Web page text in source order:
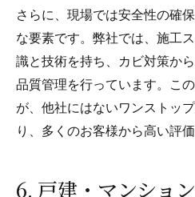
さらに、現場では安全性の確
な要素です。弊社では、施工
識と技術を持ち、カビ対策か
品質管理を行っています。こ
が、他社にはないワンストッ
り、多くのお客様から高い評
6. 戸建・マンショ